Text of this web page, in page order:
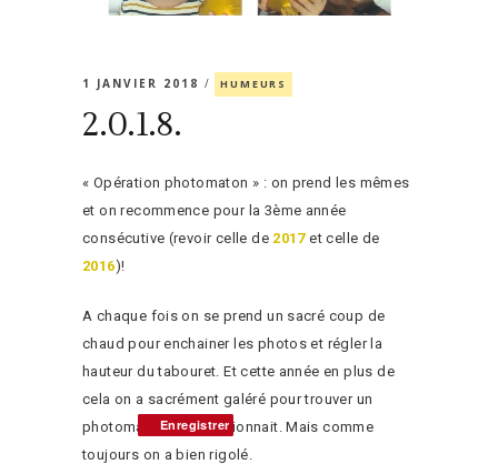
1 JANVIER 2018 HUMEURS
2.0.1.8.
« Opération photomaton » : on prend les mêmes
et on recommence pour la 3ème année
consécutive (revoir celle de 2017et celle de
2016)!
A chaque fois on se prend un sacré coup de
chaud pour enchainer les photos et régler la
hauteur du tabouret. Et cette année en plus de
cela on a sacrément galéré pour trouver un
photomaton qui fonctionnait. Mais comme
toujours on a bien rigolé.
Enregistrer
Enregistrer